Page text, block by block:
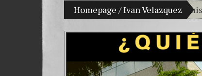
Homepage /Ivan Velazquez
My son Vladimir Bitkov, a promising